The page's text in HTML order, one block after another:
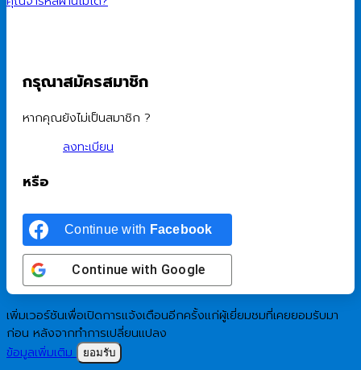
กรุณาสมัครสมาชิก
หากคุณยังไม่เป็นสมาชิก ?
ลงทะเบียน
หรือ
Continue with Facebook
Continue with Google
เพิ่มเวอร์ชันเพื่อเปิดการแจ้งเตือนอีกครั้งแก่ผู้เยี่ยมชมที่เคยยอมรับมา
ก่อน หลังจากทำการเปลี่ยนแปลง
ข้อมูลเพิ่มเติม
ยอมรับ